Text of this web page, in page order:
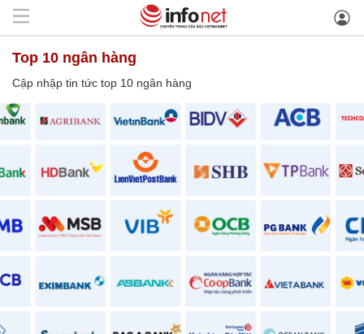
top 10 ngân hàng
Cập nhập tin tức top 10 ngân hàng